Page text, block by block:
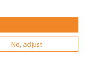
Saavutettavuus
EN SV
No, adjust